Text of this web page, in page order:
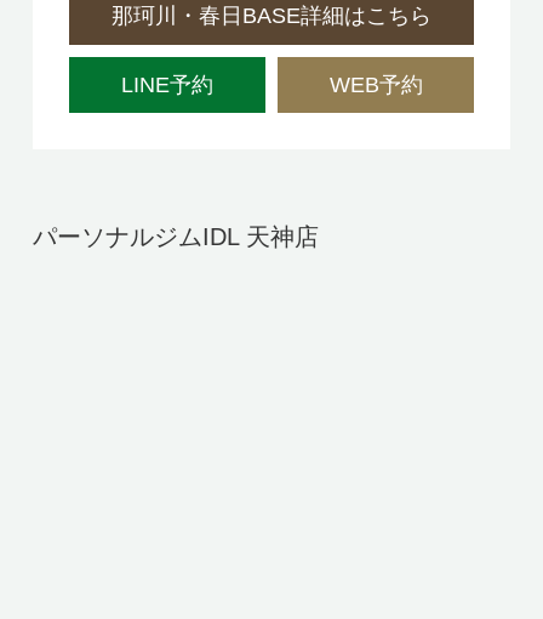
那珂川・春日BASE詳細はこちら
LINE予約 WEB予約
パーソナルジムIDL 天神店